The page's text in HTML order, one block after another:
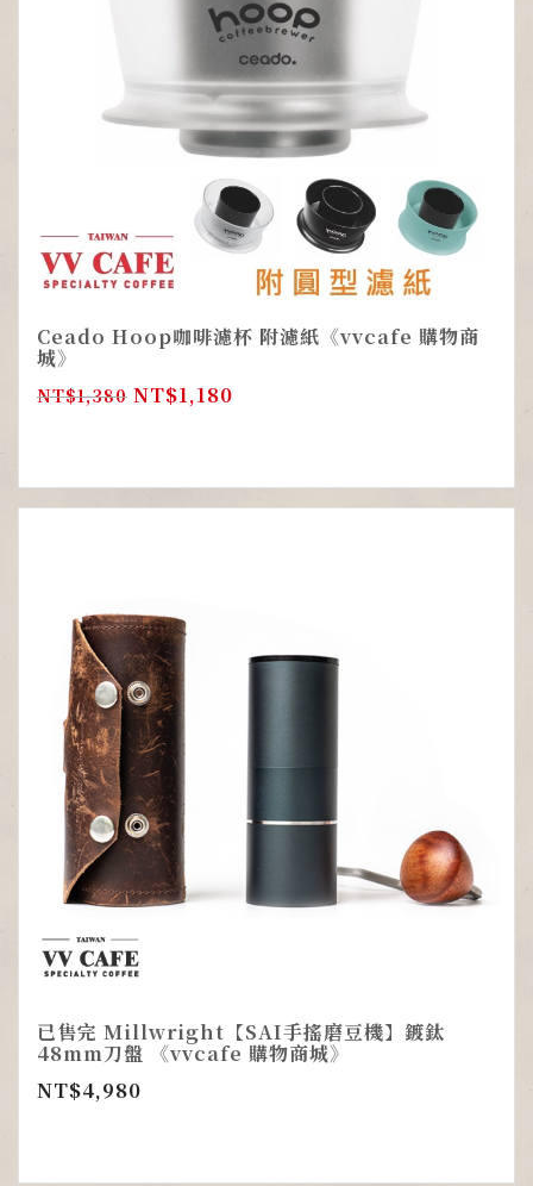
Ceado Hoop咖啡濾杯 附濾紙《vvcafe 購物商
城》
NT$1,380 NT$1,180
已售完 Millwright【SAI手搖磨豆機】鍍鈦
48mm刀盤 《vvcafe 購物商城》
NT$4,980